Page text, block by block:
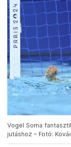
Vogel Soma
jutáshoz – Fotó: